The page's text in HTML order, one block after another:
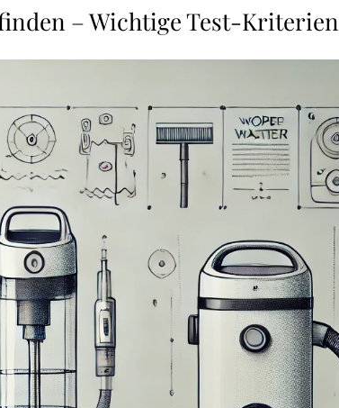
– Wichtige Test-Kriterien